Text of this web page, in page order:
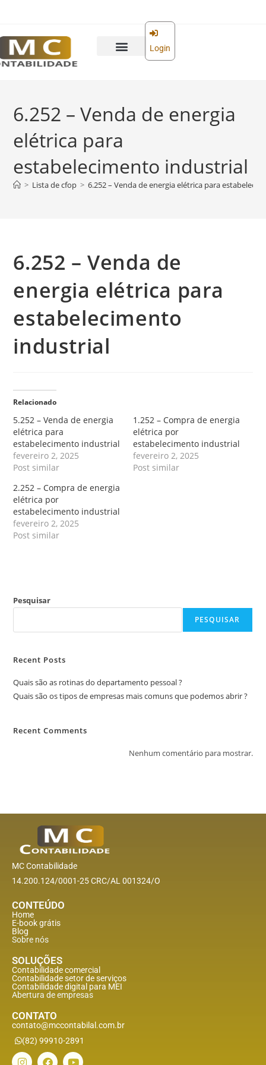
Login
6.252 – Venda de energia
elétrica para
estabelecimento industrial
> Lista de cfop > 6.252 – Venda de energia elétrica para
6.252 – Venda de
energia elétrica para
estabelecimento
industrial
Relacionado
5.252 – Venda de energia
elétrica para
estabelecimento industrial
fevereiro 2, 2025
Post similar
1.252 – Compra de energia
elétrica por
estabelecimento industrial
fevereiro 2, 2025
Post similar
2.252 – Compra de energia
elétrica por
estabelecimento industrial
fevereiro 2, 2025
Post similar
Pesquisar
PESQUISAR
Recent Posts
Quais são as rotinas do departamento pessoal ?
Quais são os tipos de empresas mais comuns que podemos abrir ?
Recent Comments
Nenhum comentário para mostrar.
MC Contabilidade
14.200.124/0001-25 CRC/AL 001324/O
CONTEÚDO
Home
E-book grátis
Blog
Sobre nós
SOLUÇÕES
Contabilidade comercial
Contabilidade setor deserviços
Contabilidade digital para MEI
Abertura de empresas
CONTATO
contato@mccontabilal.com.br
(82) 99910-2891